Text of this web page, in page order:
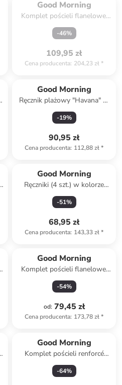
Good Morning
Komplet pościeli flanelowej
"Dino" ze wzorem
-46%
109,95 zł
Cena producenta: 204,23 zł*
Good Morning
Ręcznik plażowy "Havana" w
kolorze niebiesko-zielono-
beżowym
-19%
90,95 zł
Cena producenta: 112,88 zł*
Good Morning
Ręczniki (4 szt.) w kolorze
szarym do rąk
-51%
68,95 zł
Cena producenta: 143,33 zł*
Good Morning
Komplet pościeli flanelowej
"Chevy" w kolorze
jasnobrązowo-beżowym
-54%
od: 79,45 zł
Cena producenta: 173,78 zł*
Good Morning
Komplet pościeli renforcé
"Tiger" w kolorze żółto-
jasnobrązowym
-64%